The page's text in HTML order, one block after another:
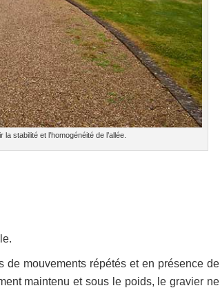
stabilité et l’homogénéité de l’allée.
mouvements répétés et en présence de
maintenu et sous le poids, le gravier ne